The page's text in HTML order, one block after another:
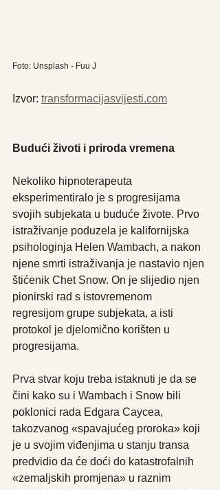
Foto: Unsplash - Fuu J
Izvor: transformacijasvijesti.com
Budući životi i priroda vremena
Nekoliko hipnoterapeuta
eksperimentiralo je s progresijama
svojih subjekata u buduće živote. Prvo
istraživanje poduzela je kalifornijska
psihologinja Helen Wambach, a nakon
njene smrti istraživanja je nastavio njen
štićenik Chet Snow. On je slijedio njen
pionirski rad s istovremenom
regresijom grupe subjekata, a isti
protokol je djelomično korišten u
progresijama.
Prva stvar koju treba istaknuti je da se
čini kako su i Wambach i Snow bili
poklonici rada Edgara Caycea,
takozvanog «spavajućeg proroka» koji
je u svojim viđenjima u stanju transa
predvidio da će doći do katastrofalnih
«zemaljskih promjena» u raznim